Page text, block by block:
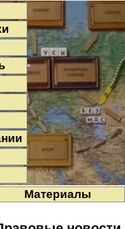
Материалы